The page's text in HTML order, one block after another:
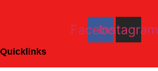
Facebook
Instagram
Quicklinks